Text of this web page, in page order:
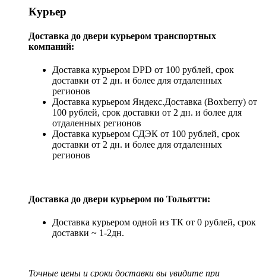
Курьер
Доставка до двери курьером транспортных
компаний:
Доставка курьером DPD от 100 рублей, срок
доставки от 2 дн. и более для отдаленных
регионов
Доставка курьером Яндекс.Доставка (Boxberry) от
100 рублей, срок доставки от 2 дн. и более для
отдаленных регионов
Доставка курьером СДЭК от 100 рублей, срок
доставки от 2 дн. и более для отдаленных
регионов
Доставка до двери курьером по Тольятти:
Доставка курьером одной из ТК от 0 рублей, срок
доставки ~ 1-2дн.
Точные цены и сроки доставки вы увидите при